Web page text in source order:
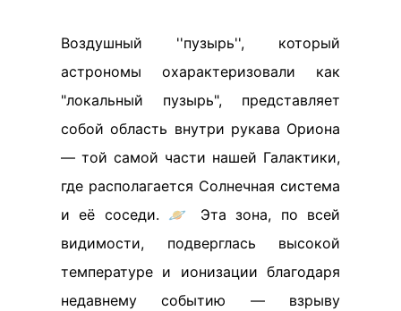
Воздушный ''пузырь'', который
астрономы охарактеризовали как
"локальный пузырь", представляет
собой область внутри рукава Ориона
— той самой части нашей Галактики,
где располагается Солнечная система
и её соседи. 🪐 Эта зона, по всей
видимости, подверглась высокой
температуре и ионизации благодаря
недавнему событию — взрыву